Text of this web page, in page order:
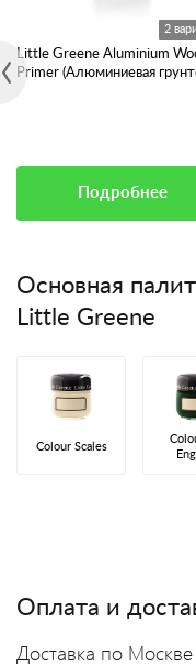
2
Little Greene Aluminium
Primer (Алюминиевая
Подробнее
Основная
Little Greene
Colour Scales
Оплата и
Доставка по